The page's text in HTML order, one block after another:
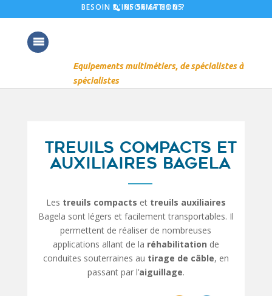
05 56 67 89 05
BESOIN D'INFORMATION ?
TREUILS COMPACTS ET
AUXILIAIRES BAGELA
Les treuils compacts et treuils auxiliaires
Bagela sont légers et facilement transportables. Il
permettent de réaliser de nombreuses
applications allant de la réhabilitation de
conduites souterraines au tirage de câble, en
passant par l’aiguillage.